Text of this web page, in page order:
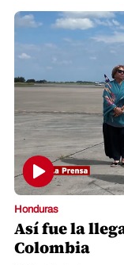
Honduras
Así fue la
Colombia